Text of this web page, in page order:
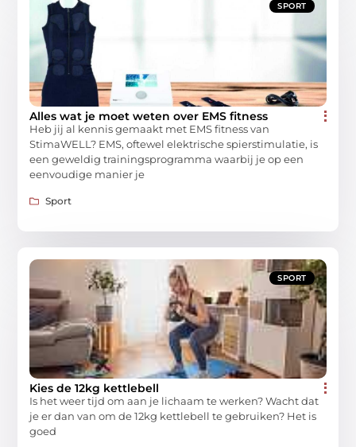
SPORT
Alles wat je moet weten over EMS fitness
Heb jij al kennis gemaakt met EMS fitness van
StimaWELL? EMS, oftewel elektrische spierstimulatie, is
een geweldig trainingsprogramma waarbij je op een
eenvoudige manier je
Sport
SPORT
Kies de 12kg kettlebell
Is het weer tijd om aan je lichaam te werken? Wacht dat
je er dan van om de 12kg kettlebell te gebruiken? Het is
goed